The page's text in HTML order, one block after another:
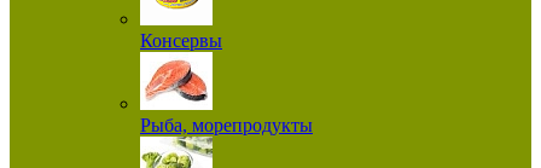
Консервы
Рыба, морепродукты